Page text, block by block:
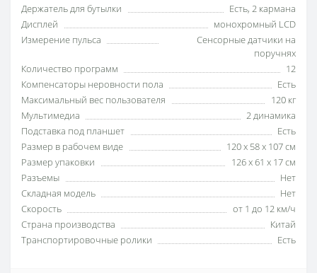
Держатель для бутылки
Есть, 2 кармана
Дисплей
монохромный LCD
Измерение пульса
Сенсорные датчики на
поручнях
Количество программ
12
Компенсаторы неровности пола
Есть
Максимальный вес пользователя
120 кг
Мультимедиа
2 динамика
Подставка под планшет
Есть
Размер в рабочем виде
120 х 58 х 107 см
Размер упаковки
126 х 61 х 17 см
Разъемы
Нет
Складная модель
Нет
Скорость
от 1 до 12 км/ч
Страна производства
Китай
Транспортировочные ролики
Есть